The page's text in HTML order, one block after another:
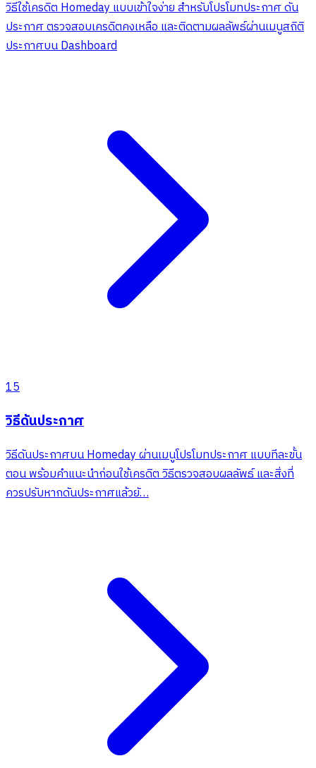
วิธีใช้เครดิต Homeday แบบเข้าใจง่าย สำหรับโปรโมทประกาศ ดัน
ประกาศ ตรวจสอบเครดิตคงเหลือ และติดตามผลลัพธ์ผ่านเมนูสถิติ
ประกาศบน Dashboard
15
วิธีดันประกาศ
วิธีดันประกาศบน Homeday ผ่านเมนูโปรโมทประกาศ แบบทีละขั้น
ตอน พร้อมคำแนะนำก่อนใช้เครดิต วิธีตรวจสอบผลลัพธ์ และสิ่งที่
ควรปรับหากดันประกาศแล้วยั…